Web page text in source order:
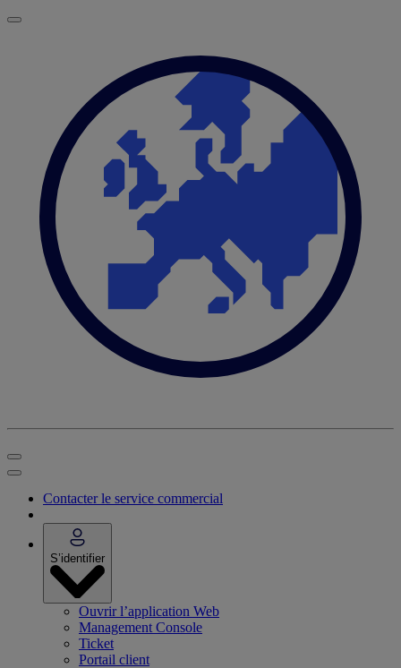
Contacter le service commercial
S’identifier
Ouvrir l’application Web
Management Console
Ticket
Portail client